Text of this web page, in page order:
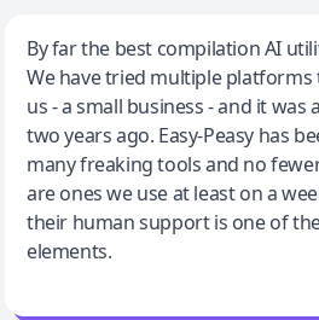
Jeff Wilson
By far the best compilation AI utility
By far the best compilation AI
We have tried multiple
us - a small business - and it
two years ago. Easy-Peasy has
many freaking tools and no
are ones we use at least on a
their human support is one of
elements.